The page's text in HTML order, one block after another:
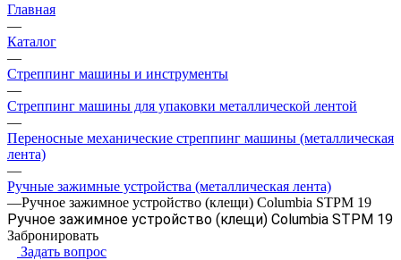
Главная
—
Каталог
—
Стреппинг машины и инструменты
—
Стреппинг машины для упаковки металлической лентой
—
Переносные механические стреппинг машины (металлическая
лента)
—
Ручные зажимные устройства (металлическая лента)
—Ручное зажимное устройство (клещи) Columbia STPM 19
Ручное зажимное устройство (клещи) Columbia STPM 19
Забронировать
Задать вопрос